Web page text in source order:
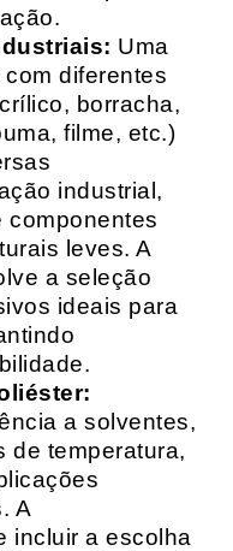
Uma
diferentes
borracha,
filme, etc.)
industrial,
componentes
leves. A
a seleção
ideais para
a solventes,
de temperatura,
A
incluir a escolha